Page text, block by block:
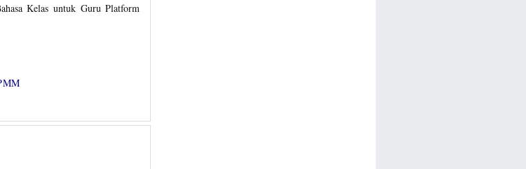
Kelas untuk Guru Platform